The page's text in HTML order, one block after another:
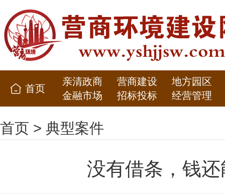
首页
亲清政商 营商建设
地方园区
金融市场
招标投标 经营管理
首页 > 典型案件
没有借条，钱